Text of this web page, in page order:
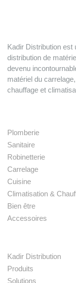
Kadir Distribution est
distribution de
devenu
matériel du
chauffage et
Plomberie
Sanitaire
Robinetterie
Carrelage
Cuisine
Climatisation &
Bien être
Accessoires
Kadir Distribution
Produits
Solutions